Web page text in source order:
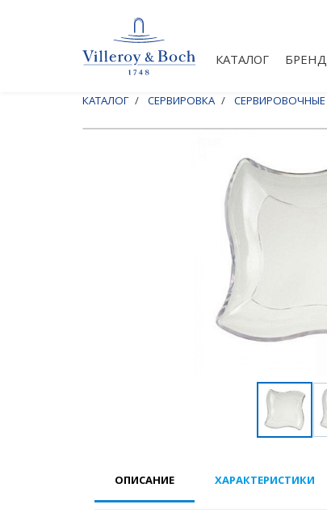
КАТАЛОГ
КАТАЛОГ СЕРВИРОВКА СЕРВИРОВОЧНЫЕ
ОПИСАНИЕ ХАРАКТЕРИСТИКИ